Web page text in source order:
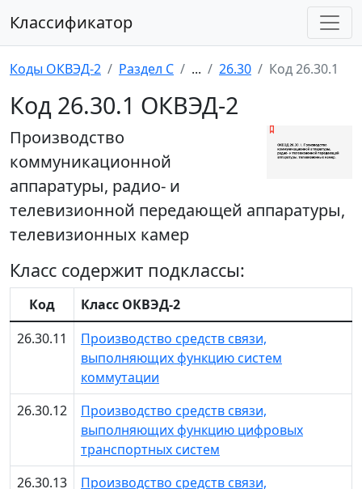
Классификатор
Коды ОКВЭД-2 Раздел C ... 26.30 Код 26.30.1
Код 26.30.1 ОКВЭД-2
Производство
коммуникационной
аппаратуры, радио- и
телевизионной передающей аппаратуры,
телевизионных камер
Класс содержит подклассы:
Код
Класс ОКВЭД-2
26.30.11
Производство средств связи,
выполняющих функцию систем
коммутации
26.30.12
Производство средств связи,
выполняющих функцию цифровых
транспортных систем
26.30.13
Производство средств связи,